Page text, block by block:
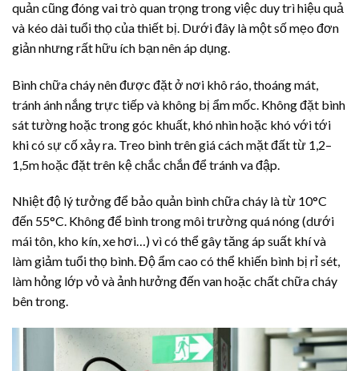
quản cũng đóng vai trò quan trọng trong việc duy trì hiệu quả
và kéo dài tuổi thọ của thiết bị. Dưới đây là một số mẹo đơn
giản nhưng rất hữu ích bạn nên áp dụng.
Bình chữa cháy nên được đặt ở nơi khô ráo, thoáng mát,
tránh ánh nắng trực tiếp và không bị ẩm mốc. Không đặt bình
sát tường hoặc trong góc khuất, khó nhìn hoặc khó với tới
khi có sự cố xảy ra. Treo bình trên giá cách mặt đất từ 1,2–
1,5m hoặc đặt trên kệ chắc chắn để tránh va đập.
Nhiệt độ lý tưởng để bảo quản bình chữa cháy là từ 10°C
đến 55°C. Không để bình trong môi trường quá nóng (dưới
mái tôn, kho kín, xe hơi…) vì có thể gây tăng áp suất khí và
làm giảm tuổi thọ bình. Độ ẩm cao có thể khiến bình bị rỉ sét,
làm hỏng lớp vỏ và ảnh hưởng đến van hoặc chất chữa cháy
bên trong.